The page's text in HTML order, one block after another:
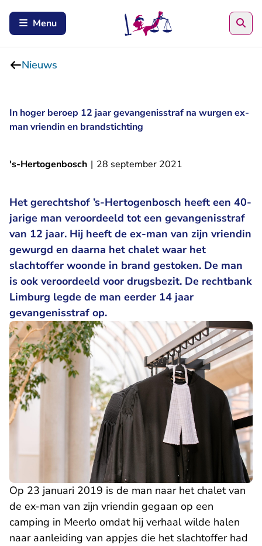
Menu
Nieuws
In hoger beroep 12 jaar gevangenisstraf na wurgen ex-
man vriendin en brandstichting
's-Hertogenbosch | 28 september 2021
Het gerechtshof ’s-Hertogenbosch heeft een 40-
jarige man veroordeeld tot een gevangenisstraf
van 12 jaar. Hij heeft de ex-man van zijn vriendin
gewurgd en daarna het chalet waar het
slachtoffer woonde in brand gestoken. De man
is ook veroordeeld voor drugsbezit. De rechtbank
Limburg legde de man eerder 14 jaar
gevangenisstraf op.
Op 23 januari 2019 is de man naar het chalet van
de ex-man van zijn vriendin gegaan op een
camping in Meerlo omdat hij verhaal wilde halen
naar aanleiding van appjes die het slachtoffer had